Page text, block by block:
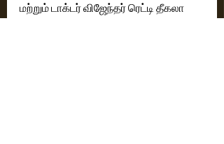
மற்றும் டாக்டர் விஜேந்தர் ரெட்டி தீகலா